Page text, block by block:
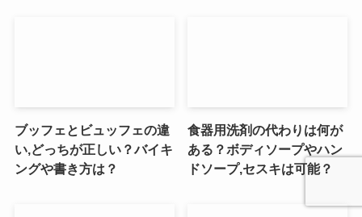
ブッフェとビュッフェの違
い,どっちが正しい？バイキ
ングや書き方は？
食器用洗剤の代わりは何が
ある？ボディソープやハン
ドソープ,セスキは可能？